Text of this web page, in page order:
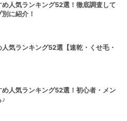
人気ランキング52選！徹底調査して
に紹介！
人気ランキング52選【速乾・くせ毛・
人気ランキング52選！初心者・メン
♪